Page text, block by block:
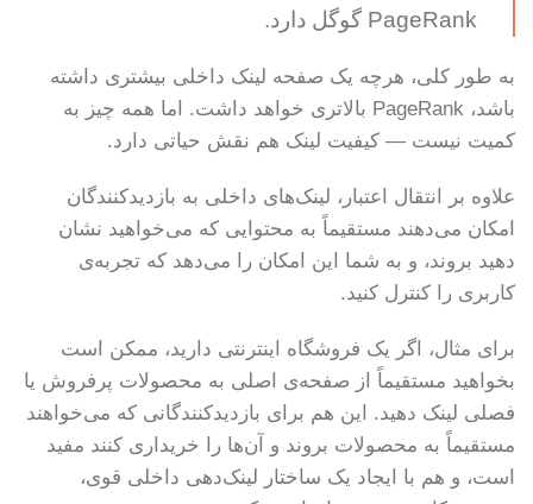
PageRank گوگل دارد.
به طور کلی، هرچه یک صفحه لینک داخلی بیشتری داشته
باشد، PageRank بالاتری خواهد داشت. اما همه چیز به
کمیت نیست — کیفیت لینک هم نقش حیاتی دارد.
علاوه بر انتقال اعتبار، لینک‌های داخلی به بازدیدکنندگان
امکان می‌دهند مستقیماً به محتوایی که می‌خواهید نشان
دهید بروند، و به شما این امکان را می‌دهد که تجربه‌ی
کاربری را کنترل کنید.
برای مثال، اگر یک فروشگاه اینترنتی دارید، ممکن است
بخواهید مستقیماً از صفحه‌ی اصلی به محصولات پرفروش یا
فصلی لینک دهید. این هم برای بازدیدکنندگانی که می‌خواهند
مستقیماً به محصولات بروند و آن‌ها را خریداری کنند مفید
است، و هم با ایجاد یک ساختار لینک‌دهی داخلی قوی،